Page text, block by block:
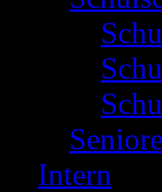
Intern